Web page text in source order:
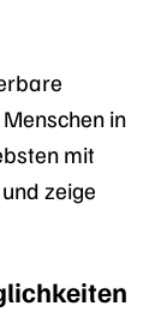
in
mit
zeige